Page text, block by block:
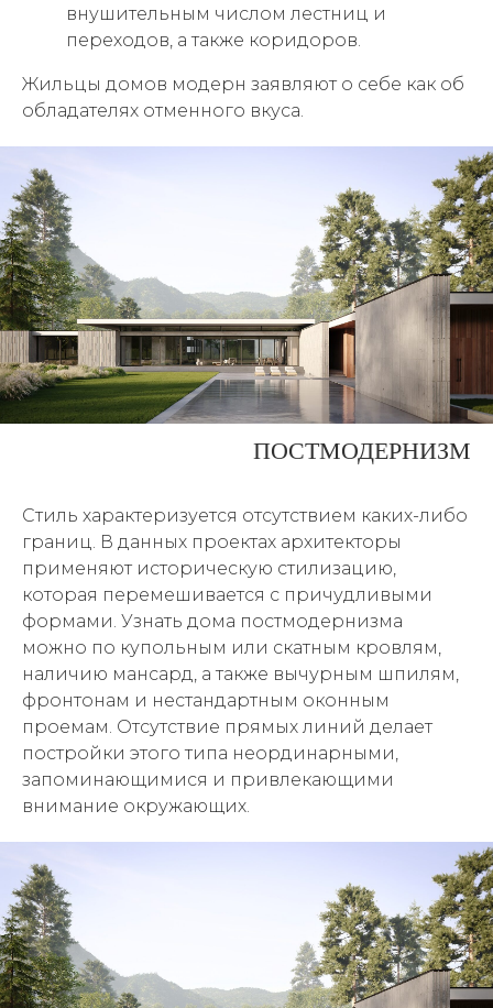
внушительным числом лестниц и
переходов, а также коридоров.
Жильцы домов модерн заявляют о себе как об
обладателях отменного вкуса.
ПОСТМОДЕРНИЗМ
Стиль характеризуется отсутствием каких-либо
границ. В данных проектах архитекторы
применяют историческую стилизацию,
которая перемешивается с причудливыми
формами. Узнать дома постмодернизма
можно по купольным или скатным кровлям,
наличию мансард, а также вычурным шпилям,
фронтонам и нестандартным оконным
проемам. Отсутствие прямых линий делает
постройки этого типа неординарными,
запоминающимися и привлекающими
внимание окружающих.